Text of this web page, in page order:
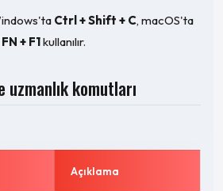
Ctrl + Shift + C, macOS'ta
+ F1kullanılır.
uzmanlık komutları
Açıklama